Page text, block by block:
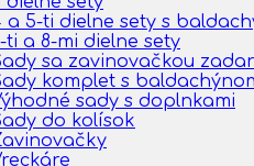
a 5-ti dielne sety s
ti a 8-mi dielne sety
sa zavinovačkou
komplet s
sady s doplnkami
do kolísok